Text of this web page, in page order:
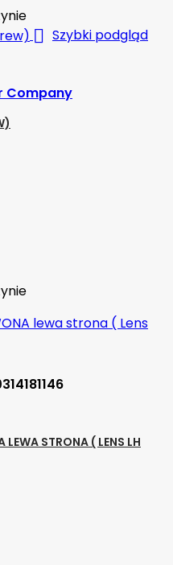
 Szybki podgląd
Company
STRONA ( LENS LH